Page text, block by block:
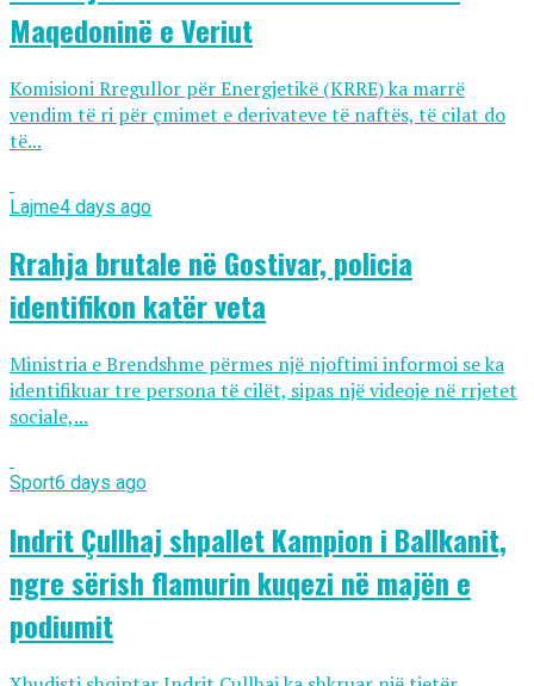
Maqedoninë e Veriut
Komisioni Rregullor për Energjetikë (KRRE) ka marrë
vendim të ri për çmimet e derivateve të naftës, të cilat do
të...
Lajme4 days ago
Rrahja brutale në Gostivar, policia
identifikon katër veta
Ministria e Brendshme përmes një njoftimi informoi se ka
identifikuar tre persona të cilët, sipas një videoje në rrjetet
sociale,...
Sport6 days ago
Indrit Çullhaj shpallet Kampion i Ballkanit,
ngre sërish flamurin kuqezi në majën e
podiumit